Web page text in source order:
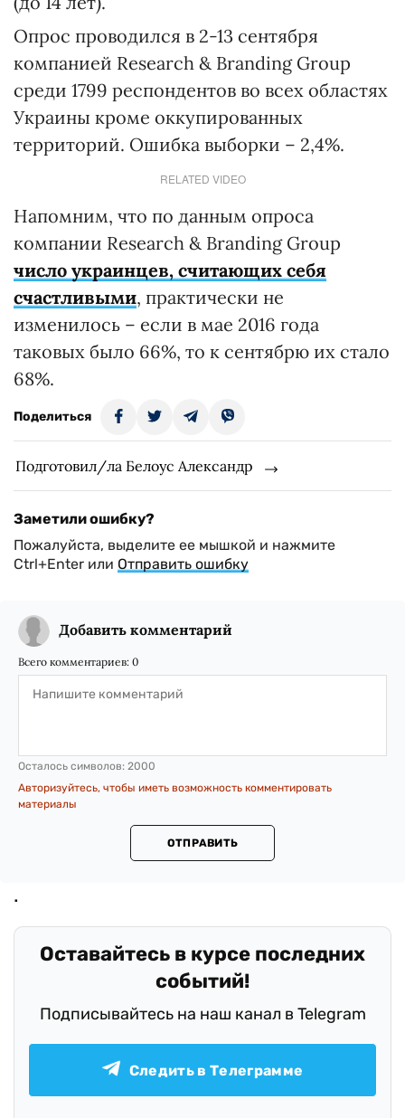
Опрос проводился в 2-13 сентября
компанией Research & Branding Group
среди 1799 респондентов во всех областях
Украины кроме оккупированных
территорий. Ошибка выборки – 2,4%.
RELATED VIDEO
Напомним, что по данным опроса
компании Research & Branding Group
число украинцев, считающих себя
счастливыми, практически не
изменилось – если в мае 2016 года
таковых было 66%, то к сентябрю их стало
68%.
Поделиться
Подготовил/ла Белоус Александр
Заметили ошибку?
Пожалуйста, выделите ее мышкой и нажмите
Ctrl+Enter или Отправить ошибку
Добавить комментарий
Всего комментариев: 0
Осталось символов: 2000
Авторизуйтесь, чтобы иметь возможность комментировать
материалы
ОТПРАВИТЬ
Оставайтесь в курсе последних
событий!
Подписывайтесь на наш канал в Telegram
Следить в Телеграмме